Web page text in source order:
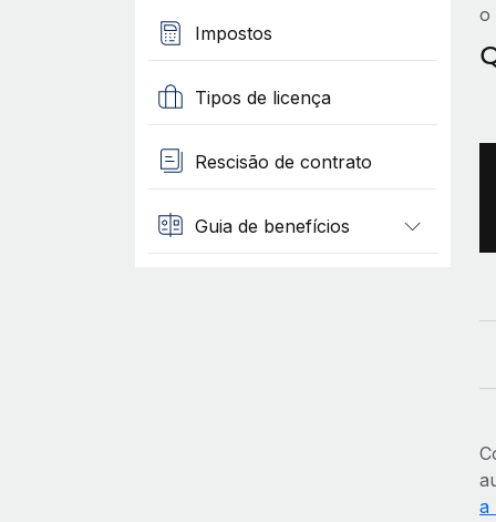
Impostos
Tipos de licença
Rescisão de contrato
Guia de benefícios
o
a